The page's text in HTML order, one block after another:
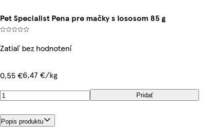
Pet Specialist Pena pre mačky s lososom 85 g
Zatiaľ bez hodnotení
0,55 €6,47 €/kg
Pridať
Popis produktu